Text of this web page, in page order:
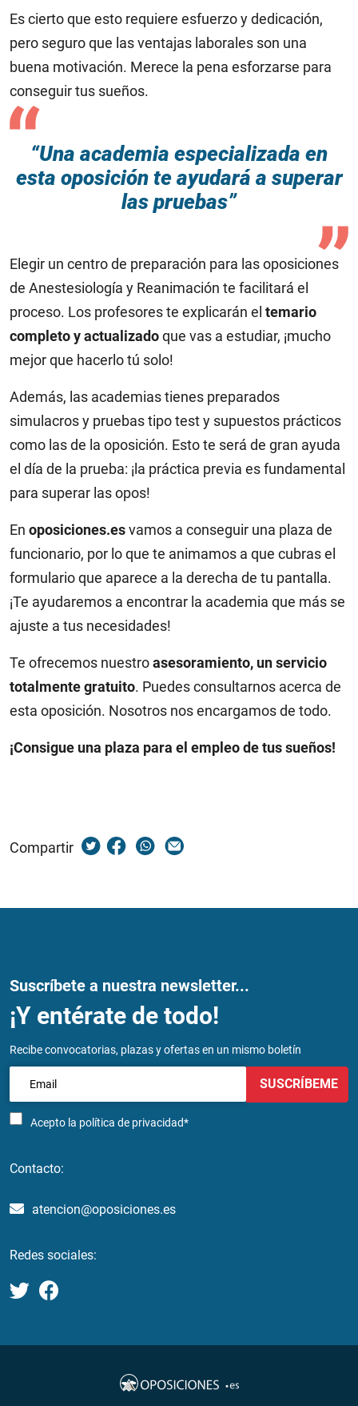
Es cierto que esto requiere esfuerzo y dedicación,
pero seguro que las ventajas laborales son una
buena motivación. Merece la pena esforzarse para
conseguir tus sueños.
“Una academia especializada en
esta oposición te ayudará a superar
las pruebas”
Elegir un centro de preparación para las oposiciones
de Anestesiología y Reanimación te facilitará el
proceso. Los profesores te explicarán el temario
completo y actualizadoque vas a estudiar, ¡mucho
mejor que hacerlo tú solo!
Además, las academias tienes preparados
simulacros y pruebas tipo test y supuestos prácticos
como las de la oposición. Esto te será de gran ayuda
el día de la prueba: ¡la práctica previa es fundamental
para superar las opos!
En oposiciones.esvamos a conseguir una plaza de
funcionario, por lo que te animamos a que cubras el
formulario que aparece a la derecha de tu pantalla.
¡Te ayudaremos a encontrar la academia que más se
ajuste a tus necesidades!
Te ofrecemos nuestroasesoramiento, un servicio
totalmente gratuito. Puedes consultarnos acerca de
esta oposición. Nosotros nos encargamos de todo.
¡Consigue una plaza para el empleo de tus sueños!
Compartir
Suscríbete a nuestra newsletter...
¡Y entérate de todo!
Recibe convocatorias, plazas y ofertas en un mismo boletín
Acepto la política de privacidad*
SUSCRÍBEME
Contacto:
atencion@oposiciones.es
Redes sociales: